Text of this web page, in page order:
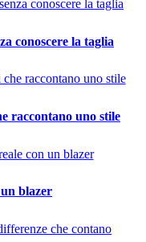
conoscere la taglia
raccontano uno stile
blazer